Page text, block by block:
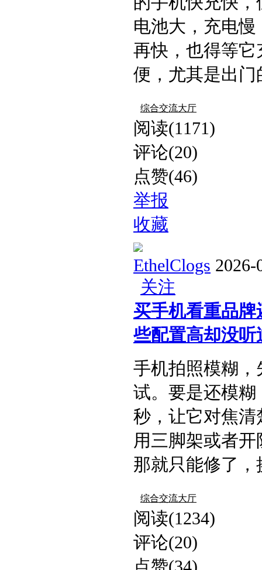
电池大，充电
再快，也得等
便，尤其是出门
综合交流大厅
阅读(1171)
评论(20)
点赞(46)
举报
收藏
EthelClogs 2026-
关注
买手机看重品
些配置高却没听
手机拍照模糊
试。要是还模
秒，让它对焦
用三脚架或者
那就只能修了
综合交流大厅
阅读(1234)
评论(20)